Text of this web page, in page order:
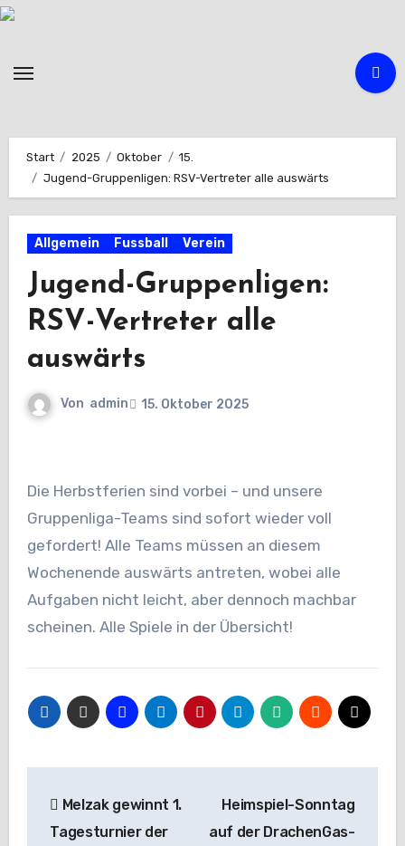
Zum
Start 2025 Oktober
15.
Jugend-Gruppenligen: RSV-Vertreter alle auswärts
Allgemein Fussball Verein
Jugend-Gruppenligen:
RSV-Vertreter alle
auswärts
Von admin 15. Oktober 2025
Die Herbstferien sind vorbei – und unsere
Gruppenliga-Teams sind sofort wieder voll
gefordert! Alle Teams müssen an diesem
Wochenende auswärts antreten, wobei alle
Aufgaben nicht leicht, aber dennoch machbar
scheinen. Alle Spiele in der Übersicht!
Melzak gewinnt 1.
Tagesturnier der
Heimspiel-Sonntag
auf der DrachenGas-